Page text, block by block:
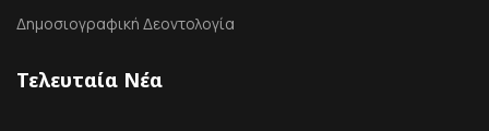
Δημοσιογραφική Δεοντολογία
Τελευταία Νέα